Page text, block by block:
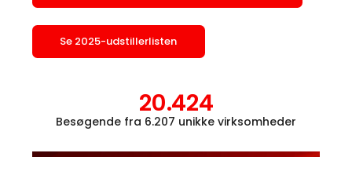
Se 2025-udstillerlisten
20.424
Besøgende fra 6.207 unikke virksomheder